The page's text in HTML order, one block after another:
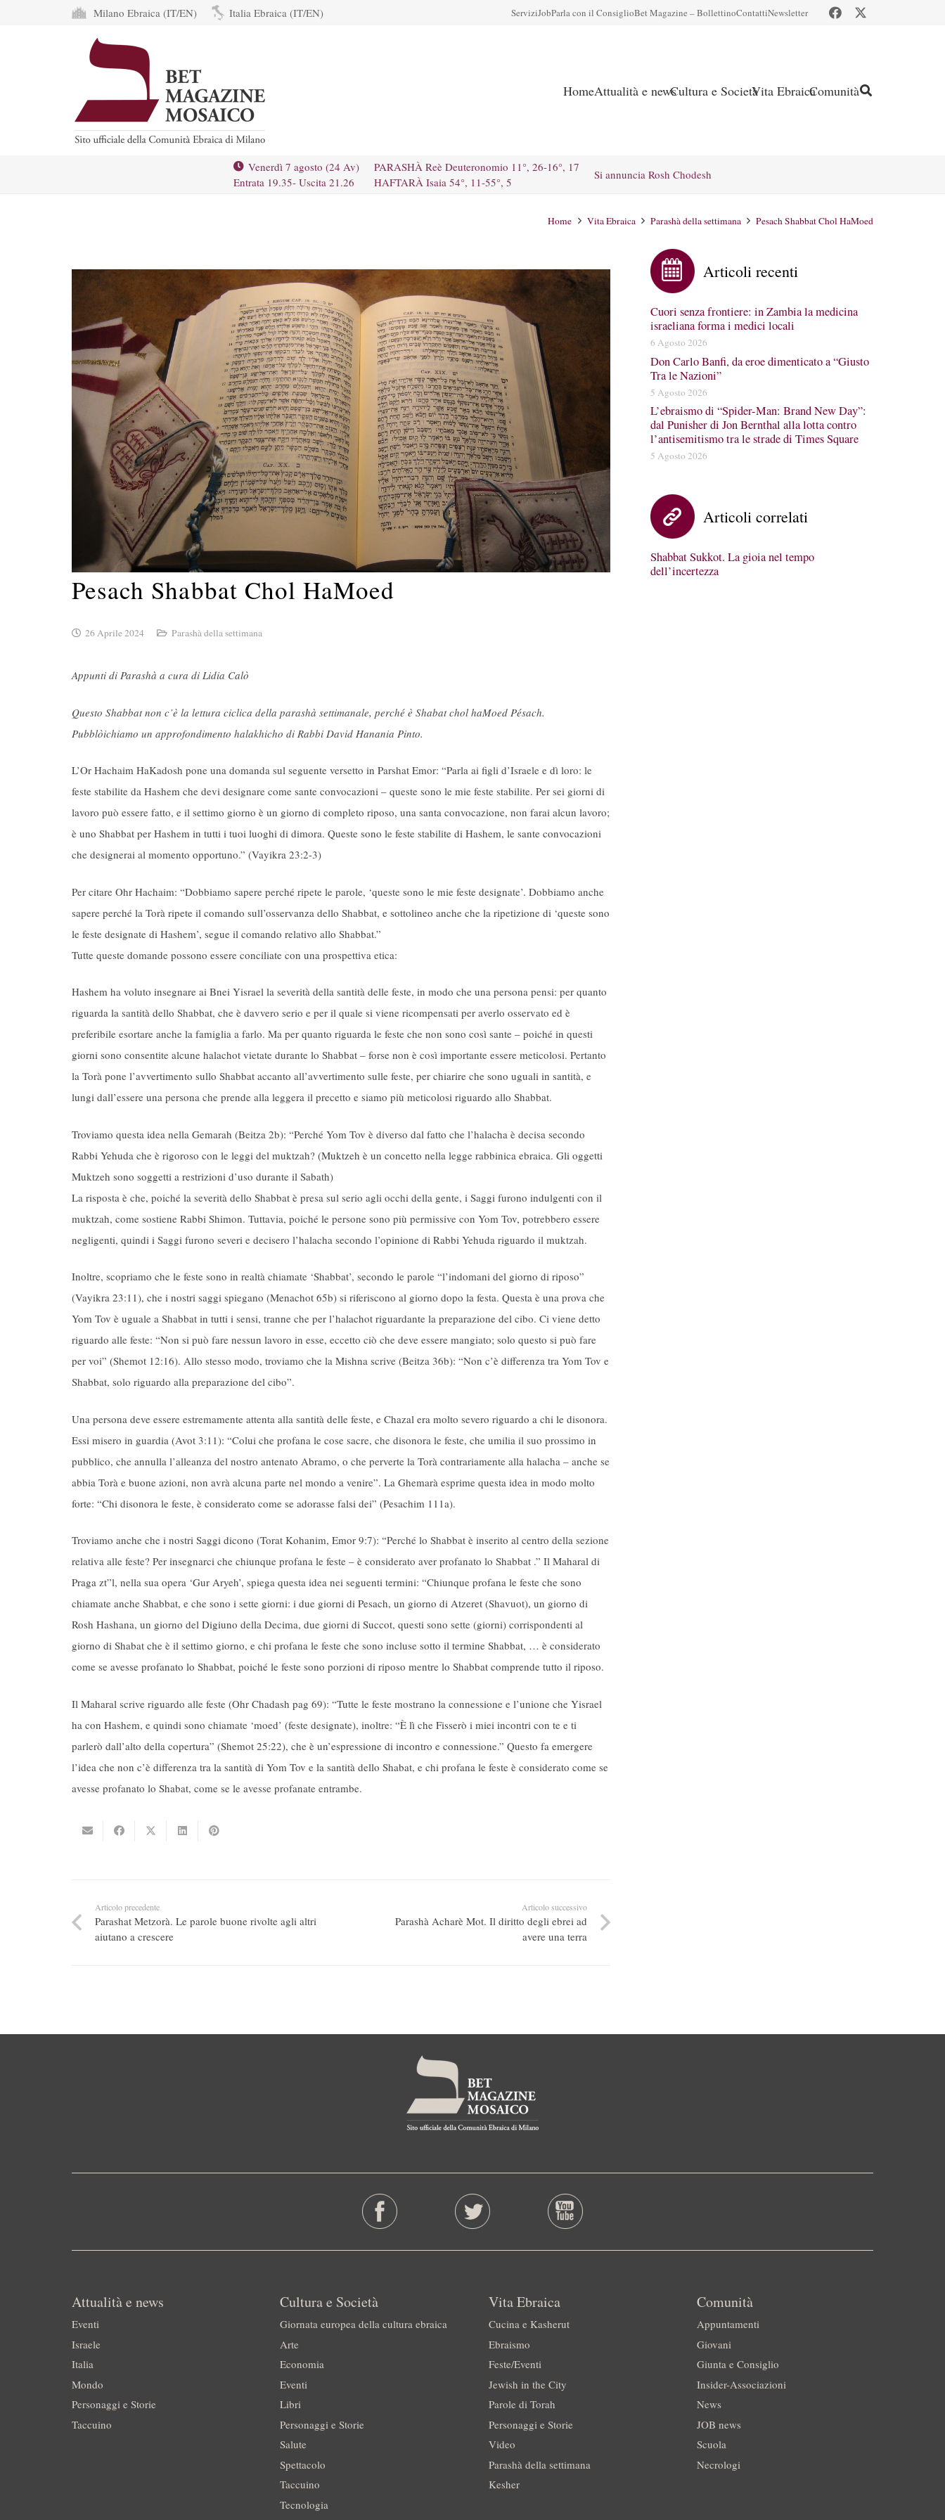
Milano Ebraica (IT/EN) Italia Ebraica (IT/EN) ServiziJobParla con il ConsiglioBet Magazine – BollettinoContattiNewsletter
HomeAttualità e newsCultura e SocietàVita EbraicaComunità
Venerdì 7 agosto (24 Av)
Entrata 19.35- Uscita 21.26
PARASHÀ Reè Deuteronomio 11°, 26-16°, 17
HAFTARÀ Isaia 54°, 11-55°, 5
Si annuncia Rosh Chodesh
Home Vita Ebraica Parashà della settimana Pesach Shabbat Chol HaMoed
Pesach Shabbat Chol HaMoed
26 Aprile 2024 Parashà della settimana
Appunti di Parashà a cura di Lidia Calò
Questo Shabbat non c’è la lettura ciclica della parashà settimanale, perché è Shabat chol haMoed Pésach.
Pubblòichiamo un approfondimento halakhicho di Rabbi David Hanania Pinto.
L’Or Hachaim HaKadosh pone una domanda sul seguente versetto in Parshat Emor: “Parla ai figli d’Israele e dì loro: le
feste stabilite da Hashem che devi designare come sante convocazioni – queste sono le mie feste stabilite. Per sei giorni di
lavoro può essere fatto, e il settimo giorno è un giorno di completo riposo, una santa convocazione, non farai alcun lavoro;
è uno Shabbat per Hashem in tutti i tuoi luoghi di dimora. Queste sono le feste stabilite di Hashem, le sante convocazioni
che designerai al momento opportuno.” (Vayikra 23:2-3)
Per citare Ohr Hachaim: “Dobbiamo sapere perché ripete le parole, ‘queste sono le mie feste designate’. Dobbiamo anche
sapere perché la Torà ripete il comando sull’osservanza dello Shabbat, e sottolineo anche che la ripetizione di ‘queste sono
le feste designate di Hashem’, segue il comando relativo allo Shabbat.”
Tutte queste domande possono essere conciliate con una prospettiva etica:
Hashem ha voluto insegnare ai Bnei Yisrael la severità della santità delle feste, in modo che una persona pensi: per quanto
riguarda la santità dello Shabbat, che è davvero serio e per il quale si viene ricompensati per averlo osservato ed è
preferibile esortare anche la famiglia a farlo. Ma per quanto riguarda le feste che non sono così sante – poiché in questi
giorni sono consentite alcune halachot vietate durante lo Shabbat – forse non è così importante essere meticolosi. Pertanto
la Torà pone l’avvertimento sullo Shabbat accanto all’avvertimento sulle feste, per chiarire che sono uguali in santità, e
lungi dall’essere una persona che prende alla leggera il precetto e siamo più meticolosi riguardo allo Shabbat.
Troviamo questa idea nella Gemarah (Beitza 2b): “Perché Yom Tov è diverso dal fatto che l’halacha è decisa secondo
Rabbi Yehuda che è rigoroso con le leggi del muktzah? (Muktzeh è un concetto nella legge rabbinica ebraica. Gli oggetti
Muktzeh sono soggetti a restrizioni d’uso durante il Sabath)
La risposta è che, poiché la severità dello Shabbat è presa sul serio agli occhi della gente, i Saggi furono indulgenti con il
muktzah, come sostiene Rabbi Shimon. Tuttavia, poiché le persone sono più permissive con Yom Tov, potrebbero essere
negligenti, quindi i Saggi furono severi e decisero l’halacha secondo l’opinione di Rabbi Yehuda riguardo il muktzah.
Inoltre, scopriamo che le feste sono in realtà chiamate ‘Shabbat’, secondo le parole “l’indomani del giorno di riposo”
(Vayikra 23:11), che i nostri saggi spiegano (Menachot 65b) si riferiscono al giorno dopo la festa. Questa è una prova che
Yom Tov è uguale a Shabbat in tutti i sensi, tranne che per l’halachot riguardante la preparazione del cibo. Ci viene detto
riguardo alle feste: “Non si può fare nessun lavoro in esse, eccetto ciò che deve essere mangiato; solo questo si può fare
per voi” (Shemot 12:16). Allo stesso modo, troviamo che la Mishna scrive (Beitza 36b): “Non c’è differenza tra Yom Tov e
Shabbat, solo riguardo alla preparazione del cibo”.
Una persona deve essere estremamente attenta alla santità delle feste, e Chazal era molto severo riguardo a chi le disonora.
Essi misero in guardia (Avot 3:11): “Colui che profana le cose sacre, che disonora le feste, che umilia il suo prossimo in
pubblico, che annulla l’alleanza del nostro antenato Abramo, o che perverte la Torà contrariamente alla halacha – anche se
abbia Torà e buone azioni, non avrà alcuna parte nel mondo a venire”. La Ghemarà esprime questa idea in modo molto
forte: “Chi disonora le feste, è considerato come se adorasse falsi dei” (Pesachim 111a).
Troviamo anche che i nostri Saggi dicono (Torat Kohanim, Emor 9:7): “Perché lo Shabbat è inserito al centro della sezione
relativa alle feste? Per insegnarci che chiunque profana le feste – è considerato aver profanato lo Shabbat .” Il Maharal di
Praga zt”l, nella sua opera ‘Gur Aryeh’, spiega questa idea nei seguenti termini: “Chiunque profana le feste che sono
chiamate anche Shabbat, e che sono i sette giorni: i due giorni di Pesach, un giorno di Atzeret (Shavuot), un giorno di
Rosh Hashana, un giorno del Digiuno della Decima, due giorni di Succot, questi sono sette (giorni) corrispondenti al
giorno di Shabat che è il settimo giorno, e chi profana le feste che sono incluse sotto il termine Shabbat, … è considerato
come se avesse profanato lo Shabbat, poiché le feste sono porzioni di riposo mentre lo Shabbat comprende tutto il riposo.
Il Maharal scrive riguardo alle feste (Ohr Chadash pag 69): “Tutte le feste mostrano la connessione e l’unione che Yisrael
ha con Hashem, e quindi sono chiamate ‘moed’ (feste designate), inoltre: “È lì che Fisserò i miei incontri con te e ti
parlerò dall’alto della copertura” (Shemot 25:22), che è un’espressione di incontro e connessione.” Questo fa emergere
l’idea che non c’è differenza tra la santità di Yom Tov e la santità dello Shabat, e chi profana le feste è considerato come se
avesse profanato lo Shabat, come se le avesse profanate entrambe.
Articolo precedente
Parashat Metzorà. Le parole buone rivolte agli altri
aiutano a crescere
Articolo successivo
Parashà Acharè Mot. Il diritto degli ebrei ad
avere una terra
Articoli recenti
Cuori senza frontiere: in Zambia la medicina
israeliana forma i medici locali
6 Agosto 2026
Don Carlo Banfi, da eroe dimenticato a “Giusto
Tra le Nazioni”
5 Agosto 2026
L’ebraismo di “Spider-Man: Brand New Day”:
dal Punisher di Jon Bernthal alla lotta contro
l’antisemitismo tra le strade di Times Square
5 Agosto 2026
Articoli correlati
Shabbat Sukkot. La gioia nel tempo
dell’incertezza
Attualità e news
Eventi
Israele
Italia
Mondo
Personaggi e Storie
Taccuino
Cultura e Società
Giornata europea della cultura ebraica
Arte
Economia
Eventi
Libri
Personaggi e Storie
Salute
Spettacolo
Taccuino
Tecnologia
Vita Ebraica
Cucina e Kasherut
Ebraismo
Feste/Eventi
Jewish in the City
Parole di Torah
Personaggi e Storie
Video
Parashà della settimana
Kesher
Comunità
Appuntamenti
Giovani
Giunta e Consiglio
Insider-Associazioni
News
JOB news
Scuola
Necrologi